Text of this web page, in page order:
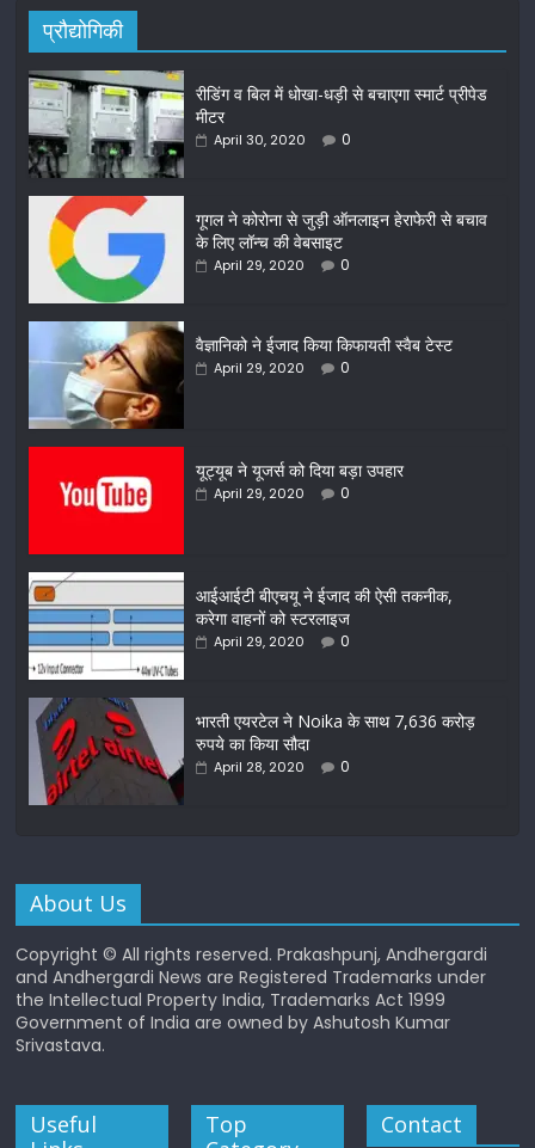
प्रौद्योगिकी
रीडिंग व बिल में धोखा-धड़ी से बचाएगा स्मार्ट प्रीपेड
मीटर
April 30, 2020 0
गूगल ने कोरोना से जुड़ी ऑनलाइन हेराफेरी से बचाव
के लिए लॉन्च की वेबसाइट
April 29, 2020 0
वैज्ञानिको ने ईजाद किया किफायती स्वैब टेस्ट
April 29, 2020 0
यूट्यूब ने यूजर्स को दिया बड़ा उपहार
April 29, 2020 0
आईआईटी बीएचयू ने ईजाद की ऐसी तकनीक,
करेगा वाहनों को स्टरलाइज
April 29, 2020 0
भारती एयरटेल ने Noika के साथ 7,636 करोड़
रुपये का किया सौदा
April 28, 2020 0
About Us
Copyright © All rights reserved. Prakashpunj, Andhergardi
and Andhergardi News are Registered Trademarks under
the Intellectual Property India, Trademarks Act 1999
Government of India are owned by Ashutosh Kumar
Srivastava.
Useful
Top
Contact